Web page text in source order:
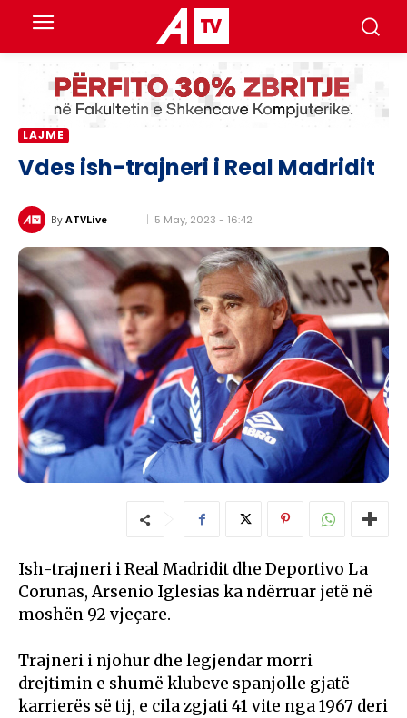
LAJME
Vdes ish-trajneri i Real Madridit
By ATVLive 5 May, 2023 - 16:42
Ish-trajneri i Real Madridit dhe Deportivo La
Corunas, Arsenio Iglesias ka ndërruar jetë në
moshën 92 vjeçare.
Trajneri i njohur dhe legjendar morri
drejtimin e shumë klubeve spanjolle gjatë
karrierës së tij, e cila zgjati 41 vite nga 1967 deri